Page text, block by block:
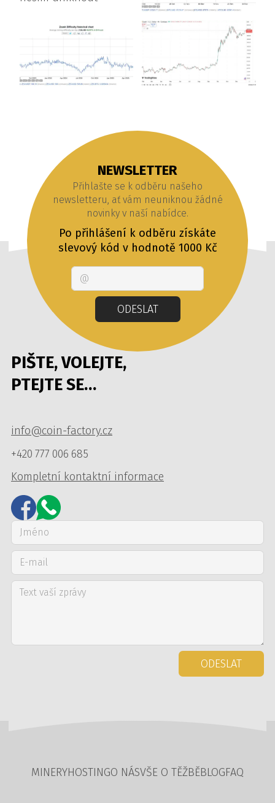
PIŠTE, VOLEJTE,
PTEJTE SE…
info@coin-factory.cz
+420 777 006 685
Kompletní kontaktní informace
NEWSLETTER
Přihlašte se k odběru našeho
newsletteru, ať vám neuniknou žádné
novinky v naší nabídce.
Po přihlášení k odběru získáte
slevový kód v hodnotě 1000 Kč
ODESLAT
ODESLAT
MINERYHOSTINGO NÁSVŠE O TĚŽBĚBLOGFAQ